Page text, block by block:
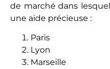
de marché dans
une aide précieuse :
Paris
Lyon
Marseille